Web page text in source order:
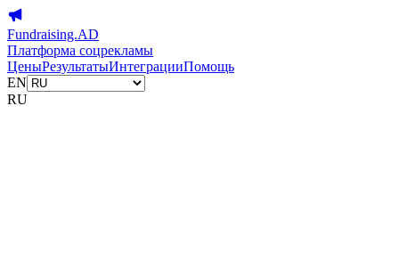
Fundraising.AD
Платформа соцрекламы
ЦеныРезультатыИнтеграцииПомощь
EN
RU